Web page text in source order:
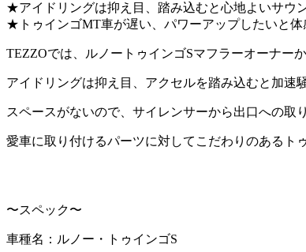
★アイドリングは抑え目、踏み込むと心地よいサウ
★トゥインゴMT車が遅い、パワーアップしたいと
TEZZOでは、ルノートゥインゴSマフラーオーナー
アイドリングは抑え目、アクセルを踏み込むと加速
スペースがないので、サイレンサーから出口への取
愛車に取り付けるパーツに対してこだわりのあるト
〜スペック〜
車種名：ルノー・トゥインゴS